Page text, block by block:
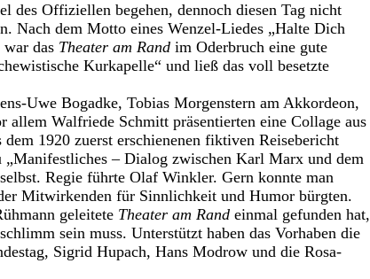
des Offiziellen begehen, dennoch diesen Tag nicht
Nach dem Motto eines Wenzel-Liedes „Halte Dich
das Theater am Rand im Oderbruch eine gute
Kurkapelle“ und ließ das voll besetzte
Uwe Bogadke, Tobias Morgenstern am Akkordeon,
allem Walfriede Schmitt präsentierten eine Collage aus
1920 zu­erst erschienenen fiktiven Reisebericht
„Manifestliches – Dialog zwischen Karl Marx und dem
Regie führte Olaf Winkler. Gern konnte man
Mitwirkenden für Sinnlichkeit und Humor bürgten.
gelei­tete Theater am Rand einmal gefunden hat,
sein muss. Unterstützt haben das Vorhaben die
Sigrid Hupach, Hans Modrow und die Rosa-